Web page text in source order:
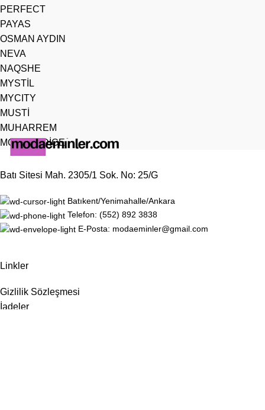
PERFECT
PAYAS
OSMAN AYDIN
NEVA
NAQSHE
MYSTİL
MYCITY
MUSTİ
MUHARREM
MODAHADİCE
Batı Sitesi Mah. 2305/1 Sok. No: 25/G
Batıkent/Yenimahalle/Ankara
Telefon: (552) 892 3838
E-Posta: modaeminler@gmail.com
Linkler
Gizlilik Sözleşmesi
İadeler